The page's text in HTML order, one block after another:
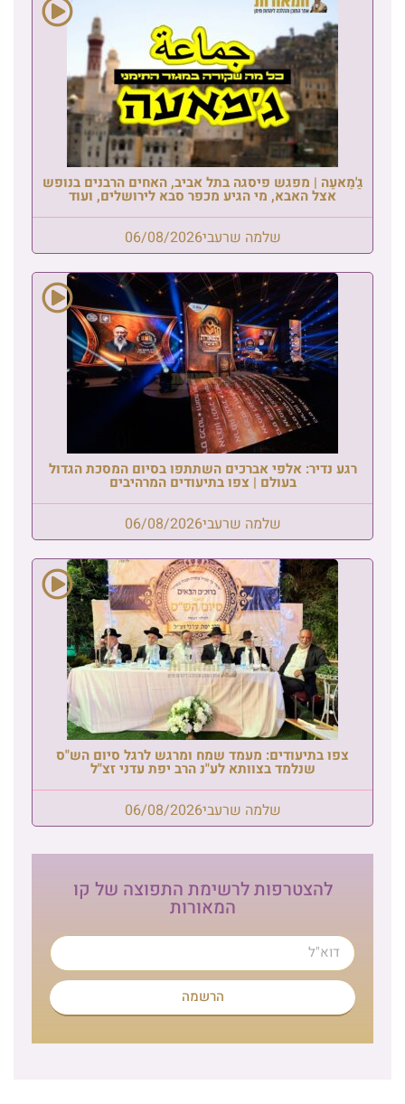
גַ'מַאעַה | מפגש פיסגה בתל אביב, האחים הרבנים בנופש
אצל האבא, מי הגיע מכפר סבא לירושלים, ועוד
שלמה שרעבי06/08/2026
רגע נדיר: אלפי אברכים השתתפו בסיום המסכת הגדול
בעולם | צפו בתיעודים המרהיבים
שלמה שרעבי06/08/2026
צפו בתיעודים: מעמד שמח ומרגש לרגל סיום הש"ס
שנלמד בצוותא לע"נ הרב יפת עדני זצ"ל
שלמה שרעבי06/08/2026
להצטרפות לרשימת התפוצה של קו
המאורות
הרשמה